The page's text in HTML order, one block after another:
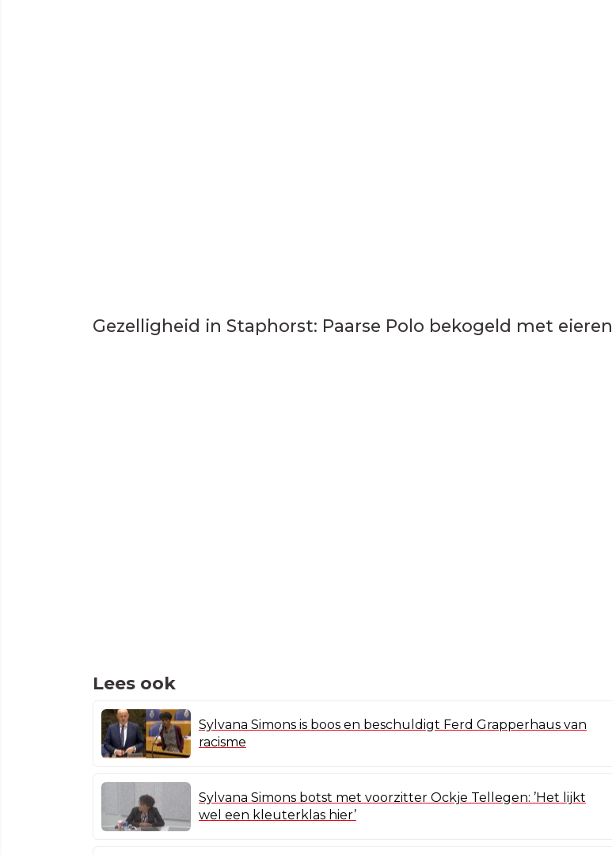
Gezelligheid in Staphorst: Paarse Polo bekogeld met eieren
Lees ook
Sylvana Simons is boos en beschuldigt Ferd Grapperhaus van
racisme
Sylvana Simons botst met voorzitter Ockje Tellegen: ’Het lijkt
wel een kleuterklas hier’